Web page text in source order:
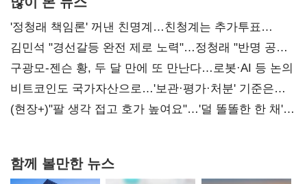
'정청래 책임론' 꺼낸 친명계…친청계는 추가투표
때리기
김민석 "경선갈등 완전 제로 노력"…정청래 "반명 공세
사과부터"
구광모-젠슨 황, 두 달 만에 또 만난다…로봇·AI 등 논의
비트코인도 국가자산으로…'보관·평가·처분' 기준은
숙제
(현장+)"팔 생각 접고 호가 높여요"…'덜 똘똘한 한 채'
함께 볼만한 뉴스